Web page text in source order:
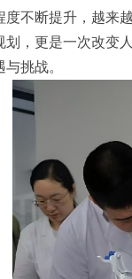
度不断提升，越来
，更是一次改变
挑战。